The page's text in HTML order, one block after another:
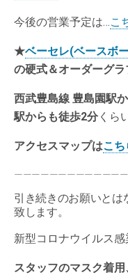
今後の営業予定は…こ
★ベーセレ(ベースボ
の硬式＆オーダーグラ
西武豊島線 豊島園駅
駅からも徒歩2分 くら
アクセスマップはこち
引き続きのお願いとは
致します。
新型コロナウイルス感
スタッフのマスク着